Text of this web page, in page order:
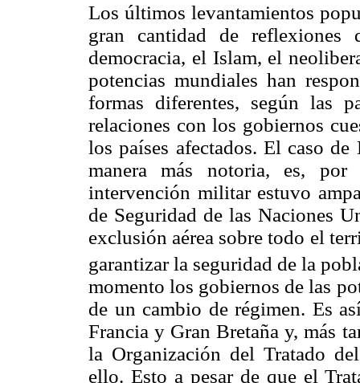
Los últimos levantamientos
gran cantidad de reflexiones
democracia, el Islam, el
potencias mundiales han
formas diferentes, según las
relaciones con los gobiernos
los países afectados. El caso
manera más notoria, es,
intervención militar estuvo
de Seguridad de las Naciones
exclusión aérea sobre todo el
garantizar la seguridad de la
momento los gobiernos de las
de un cambio de régimen. Es
Francia y Gran Bretaña y, más
la Organización del Tratado
ello. Esto a pesar de que el